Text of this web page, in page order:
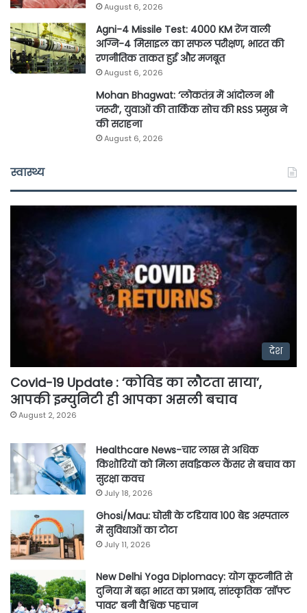
August 6, 2026
Agni-4 Missile Test: 4000 KM रेंज वाली
अग्नि-4 मिसाइल का सफल परीक्षण, भारत की
रणनीतिक ताकत हुई और मजबूत
August 6, 2026
Mohan Bhagwat: ‘लोकतंत्र में आंदोलन भी
जरूरी’, युवाओं की तार्किक सोच की RSS प्रमुख ने
की सराहना
August 6, 2026
स्वास्थ्य
देश
Covid-19 Update : ‘कोविड का लौटता साया’,
आपकी इम्युनिटी ही आपका असली बचाव
August 2, 2026
Healthcare News-चार लाख से अधिक
किशोरियों को मिला सर्वाइकल कैंसर से बचाव का
सुरक्षा कवच
July 18, 2026
Ghosi/Mau: घोसी के टडियाव 100 बेड अस्पताल
में सुविधाओं का टोटा
July 11, 2026
New Delhi Yoga Diplomacy: योग कूटनीति से
दुनिया में बढ़ा भारत का प्रभाव, सांस्कृतिक ‘सॉफ्ट
पावर’ बनी वैश्विक पहचान